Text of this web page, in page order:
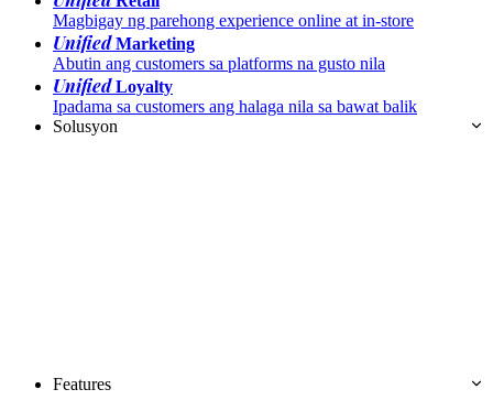
Magbigay ng parehong experience online at in-store
UnifiedMarketing
Abutin ang customers sa platforms na gusto nila
UnifiedLoyalty
Ipadama sa customers ang halaga nila sa bawat balik
Solusyon
Features